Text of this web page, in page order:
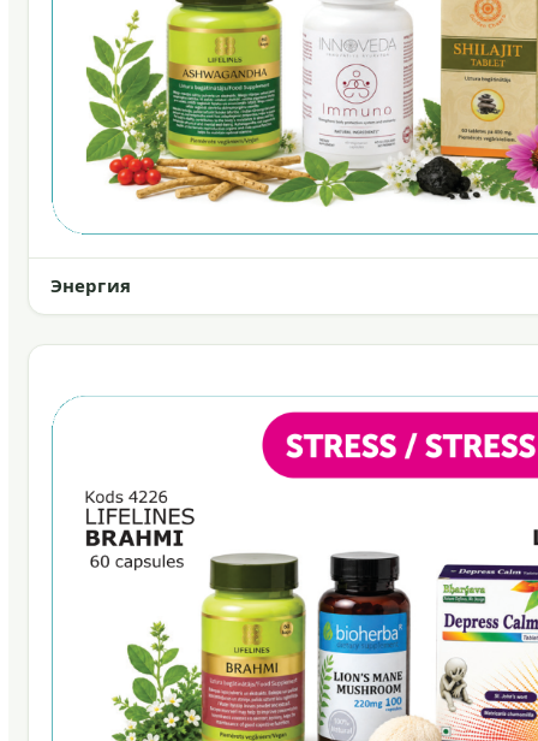
Энергия